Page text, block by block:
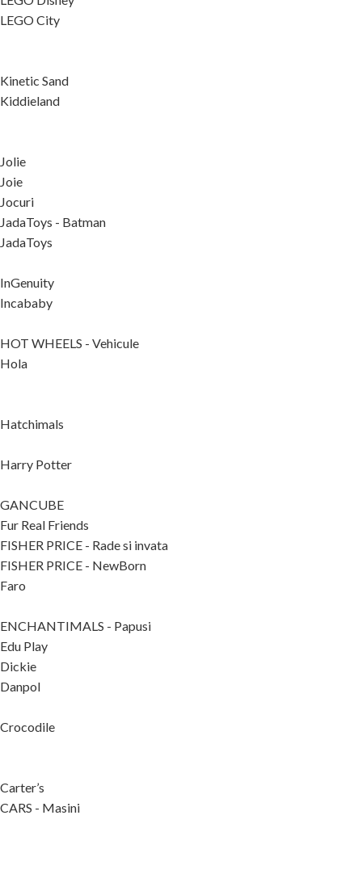
LEGO City
Kinetic Sand
Kiddieland
Jolie
Joie
Jocuri
JadaToys - Batman
JadaToys
InGenuity
Incababy
HOT WHEELS - Vehicule
Hola
Hatchimals
Harry Potter
GANCUBE
Fur Real Friends
FISHER PRICE - Rade si invata
FISHER PRICE - NewBorn
Faro
ENCHANTIMALS - Papusi
Edu Play
Dickie
Danpol
Crocodile
Carter’s
CARS - Masini